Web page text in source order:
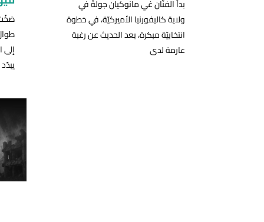
بدأ الفنّان غي مانوكيان جولةً في
ولاية كاليفورنيا الأميركيّة، في خطوة
انتخابيّة مبكرة، بعد الحديث عن رغبة
عارمة لدى
إلى